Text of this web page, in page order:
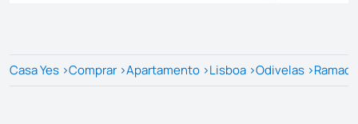
Casa Yes >Comprar >Apartamento >Lisboa >Odivelas >